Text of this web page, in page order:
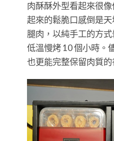
肉酥酥外型看起來很
起來的鬆脆口感倒是
腿肉，以純手工的方
低溫慢烤 10 個小時。
也更能完整保留肉質的